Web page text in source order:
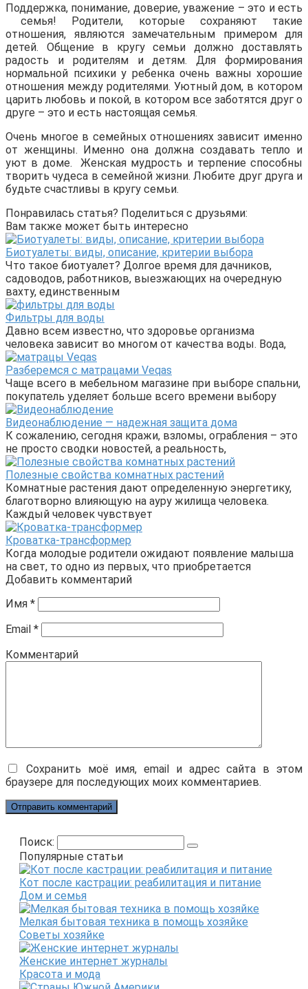
Поддержка, понимание, доверие, уважение – это и есть
семья! Родители, которые сохраняют такие
отношения, являются замечательным примером для
детей. Общение в кругу семьи должно доставлять
радость и родителям и детям. Для формирования
нормальной психики у ребенка очень важны хорошие
отношения между родителями. Уютный дом, в котором
царить любовь и покой, в котором все заботятся друг о
друге – это и есть настоящая семья.
Очень многое в семейных отношениях зависит именно
от женщины. Именно она должна создавать тепло и
уют в доме. Женская мудрость и терпение способны
творить чудеса в семейной жизни. Любите друг друга и
будьте счастливы в кругу семьи.
Понравилась статья? Поделиться с друзьями:
Вам также может быть интересно
Биотуалеты: виды, описание, критерии выбора
Что такое биотуалет? Долгое время для дачников,
садоводов, работников, выезжающих на очередную
вахту, единственным
Фильтры для воды
Давно всем известно, что здоровье организма
человека зависит во многом от качества воды. Вода,
Разберемся с матрацами Veqas
Чаще всего в мебельном магазине при выборе спальни,
покупатель уделяет больше всего времени выбору
Видеонаблюдение — надежная защита дома
К сожалению, сегодня кражи, взломы, ограбления – это
не просто сводки новостей, а реальность,
Полезные свойства комнатных растений
Комнатные растения дают определенную энергетику,
благотворно влияющую на ауру жилища человека.
Каждый человек чувствует
Кроватка-трансформер
Когда молодые родители ожидают появление малыша
на свет, то одно из первых, что приобретается
Добавить комментарий
Имя *
Email *
Комментарий
Сохранить моё имя, email и адрес сайта в этом
браузере для последующих моих комментариев.
Поиск:
Популярные статьи
Кот после кастрации: реабилитация и питание
Дом и семья
Мелкая бытовая техника в помощь хозяйке
Советы хозяйке
Женские интернет журналы
Красота и мода